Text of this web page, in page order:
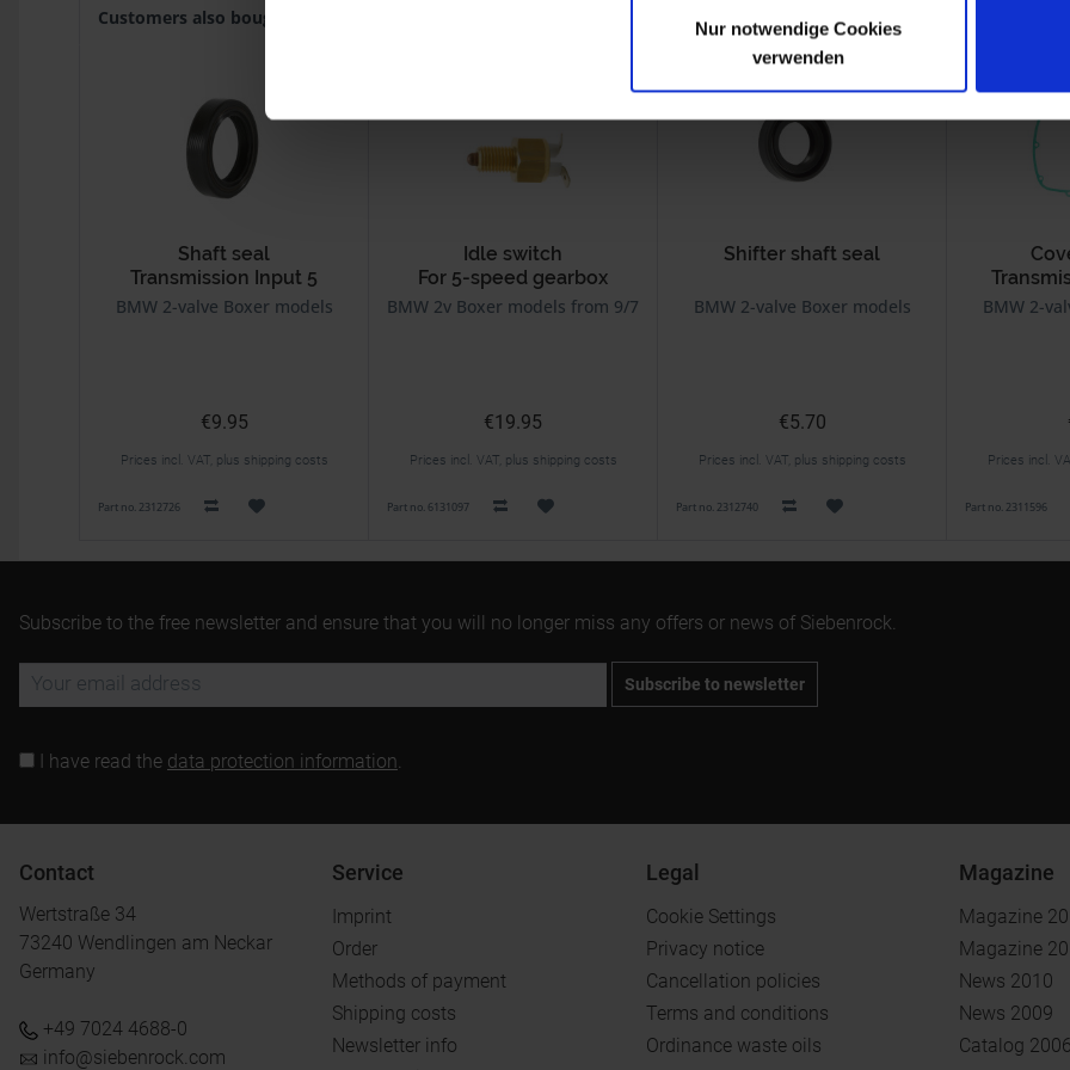
Nur notwendige Cookies
verwenden
Customers also bought
Shaft seal
Transmission Input 5
speed
BMW 2-valve Boxer models
€9.95
Prices incl. VAT, plus shipping costs
Part no. 2312726
Idle switch
For 5-speed gearbox
BMW 2v Boxer models from 9/75 on
€19.95
Prices incl. VAT, plus shipping costs
Part no. 6131097
Shifter shaft seal
BMW 2-valve Boxer models
€5.70
Prices incl. VAT, plus shipping costs
Part no. 2312740
BMW 2-
Prices incl.
Part no. 2311596
Subscribe to the free newsletter and ensure that you will no longer miss any offers or news of Siebenrock.
Subscribe to newsletter
I have read the data protection information.
Contact
Wertstraße 34
73240 Wendlingen am Neckar
Germany
+49 7024 4688-0
info@siebenrock.com
Service
Imprint
Order
Methods of payment
Shipping costs
Newsletter info
Legal
Cookie Settings
Privacy notice
Cancellation policies
Terms and conditions
Ordinance waste oils
Magazine
Magazine
Magazine
News 2010
News 2009
Catalog 2006